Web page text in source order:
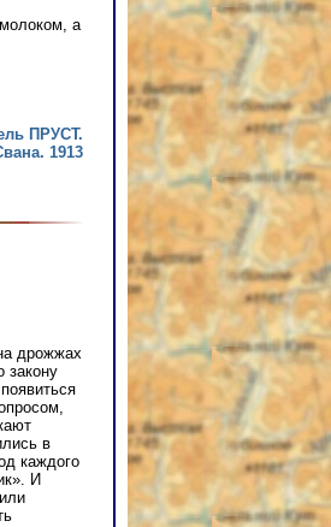
а
ПРУСТ.
1913
дрожжах
закону
в
каждого
И